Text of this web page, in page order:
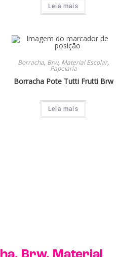
Leia mais
Borracha, Brw, Material Escolar,
Papelaria
Borracha Pote Tutti Frutti Brw
Leia mais